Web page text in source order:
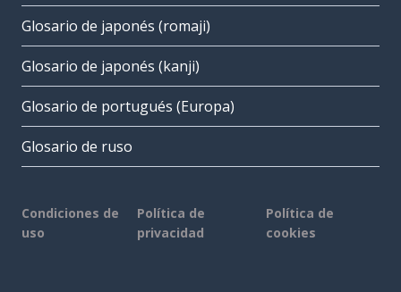
Glosario de japonés (romaji)
Glosario de japonés (kanji)
Glosario de portugués (Europa)
Glosario de ruso
Condiciones de
uso
Política de
privacidad
Política de
cookies